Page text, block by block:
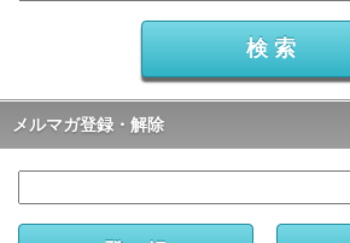
メルマガ登録・解除